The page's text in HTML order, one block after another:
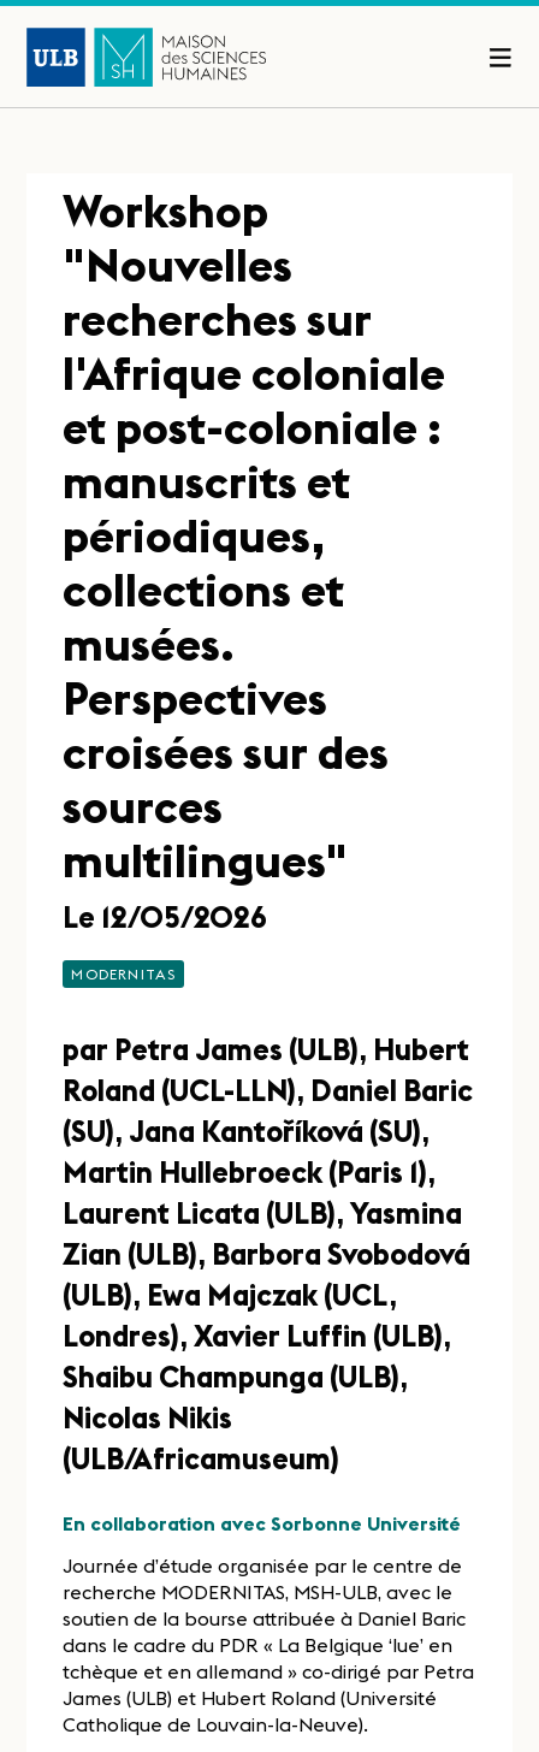
Workshop
"Nouvelles
recherches sur
l'Afrique coloniale
et post-coloniale :
manuscrits et
périodiques,
collections et
musées.
Perspectives
croisées sur des
sources
multilingues"
Le 12/05/2026
MODERNITAS
par Petra James (ULB), Hubert
Roland (UCL-LLN), Daniel Baric
(SU), Jana Kantoříková (SU),
Martin Hullebroeck (Paris 1),
Laurent Licata (ULB), Yasmina
Zian (ULB), Barbora Svobodová
(ULB), Ewa Majczak (UCL,
Londres), Xavier Luffin (ULB),
Shaibu Champunga (ULB),
Nicolas Nikis
(ULB/Africamuseum)
En collaboration avec Sorbonne Université
Journée d’étude organisée par le centre de
recherche MODERNITAS, MSH-ULB, avec le
soutien de la bourse attribuée à Daniel Baric
dans le cadre du PDR « La Belgique ‘lue’ en
tchèque et en allemand » co-dirigé par Petra
James (ULB) et Hubert Roland (Université
Catholique de Louvain-la-Neuve).